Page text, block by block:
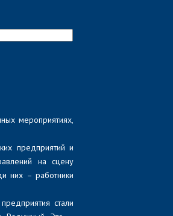
мероприятиях,
предприятий и
на сцену
них – работники
стали